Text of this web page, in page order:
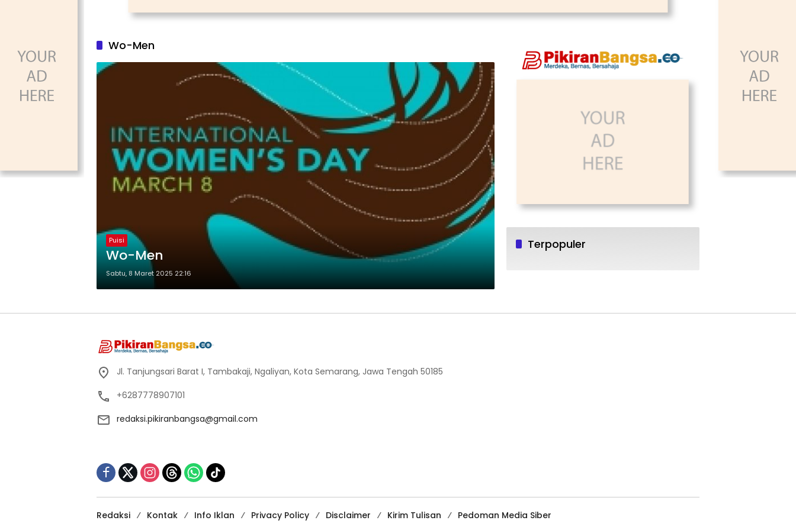
Wo-Men
Puisi
Wo-Men
Sabtu, 8 Maret 2025 22:16
Terpopuler
Jl. Tanjungsari Barat I, Tambakaji, Ngaliyan, Kota Semarang, Jawa Tengah 50185
+6287778907101
redaksi.pikiranbangsa@gmail.com
Redaksi Kontak Info Iklan Privacy Policy Disclaimer Kirim Tulisan Pedoman Media Siber